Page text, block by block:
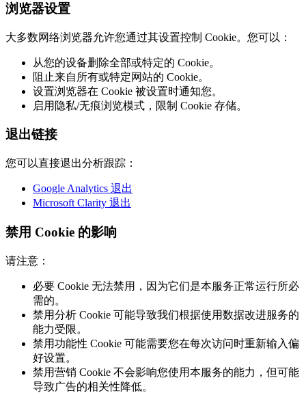
浏览器设置
大多数网络浏览器允许您通过其设置控制 Cookie。您可以：
从您的设备删除全部或特定的 Cookie。
阻止来自所有或特定网站的 Cookie。
设置浏览器在 Cookie 被设置时通知您。
启用隐私/无痕浏览模式，限制 Cookie 存储。
退出链接
您可以直接退出分析跟踪：
Google Analytics 退出
Microsoft Clarity 退出
禁用 Cookie 的影响
请注意：
必要 Cookie 无法禁用，因为它们是本服务正常运行所必
需的。
禁用分析 Cookie 可能导致我们根据使用数据改进服务的
能力受限。
禁用功能性 Cookie 可能需要您在每次访问时重新输入偏
好设置。
禁用营销 Cookie 不会影响您使用本服务的能力，但可能
导致广告的相关性降低。